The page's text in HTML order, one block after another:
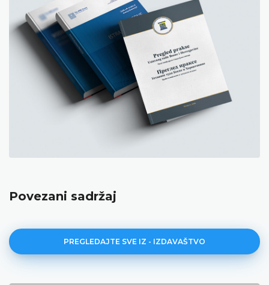
Povezani sadržaj
PREGLEDAJTE SVE IZ - IZDAVAŠTVO